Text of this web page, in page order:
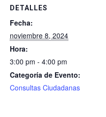
DETALLES
Fecha:
noviembre 8, 2024
Hora:
3:00 pm - 4:00 pm
Categoría de Evento:
Consultas Ciudadanas